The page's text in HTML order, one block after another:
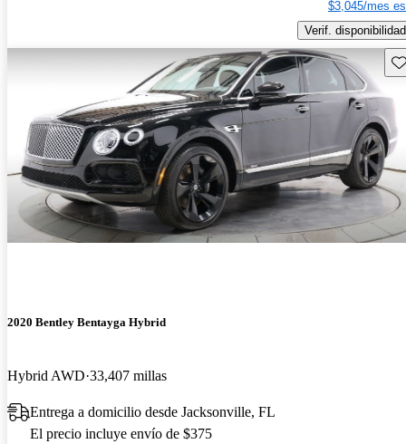
$3,045/mes
Verif. disponibilidad
2020 Bentley Bentayga Hybrid
Hybrid AWD 33,407 millas
Entrega a domicilio desde Jacksonville, FL
El precio incluye envío de $375